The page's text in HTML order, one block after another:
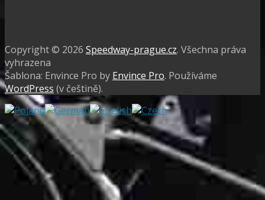
Copyright © 2026 Speedway-prague.cz. Všechna práva
vyhrazena
Šablona: Envince Pro by Envince Pro. Používáme
WordPress (v češtině).